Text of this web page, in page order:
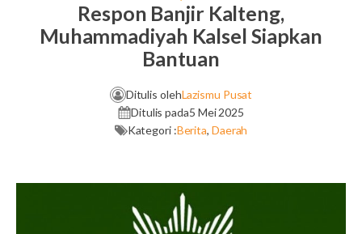
Respon Banjir Kalteng,
Muhammadiyah Kalsel Siapkan
Bantuan
Ditulis olehLazismu Pusat
Ditulis pada5 Mei 2025
Kategori :Berita, Daerah